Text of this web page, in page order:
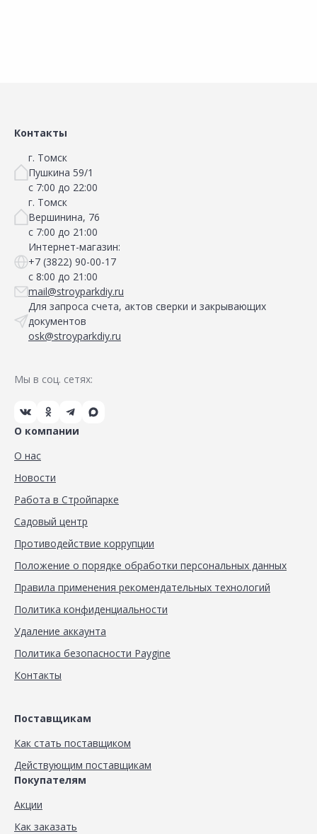
Контакты
г. Томск
Пушкина 59/1
с 7:00 до 22:00
г. Томск
Вершинина, 76
с 7:00 до 21:00
Интернет-магазин:
+7 (3822) 90-00-17
с 8:00 до 21:00
mail@stroyparkdiy.ru
Для запроса счета, актов сверки и закрывающих
документов
osk@stroyparkdiy.ru
Мы в соц. сетях:
О компании
О нас
Новости
Работа в Стройпарке
Садовый центр
Противодействие коррупции
Положение о порядке обработки персональных данных
Правила применения рекомендательных технологий
Политика конфиденциальности
Удаление аккаунта
Политика безопасности Paygine
Контакты
Поставщикам
Как стать поставщиком
Действующим поставщикам
Покупателям
Акции
Как заказать